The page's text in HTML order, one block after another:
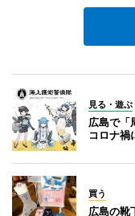
見る・遊ぶ
広島で「
コロナ禍
買う
広島の靴